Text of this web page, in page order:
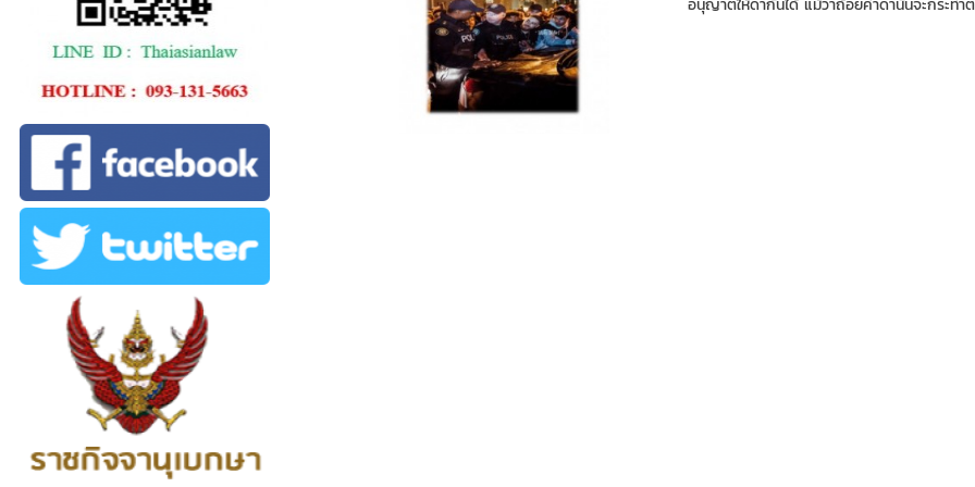
อนุญาตให้ด่ากันได้ แม้ว่าถ้อยคำด่านั้นจะกระทำ